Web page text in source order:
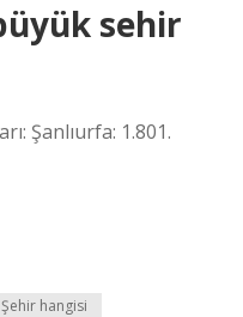
sehir
Şanlıurfa: 1.801.
hangisi